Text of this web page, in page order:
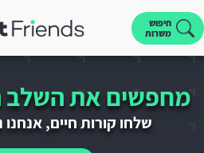
חיפוש
משרות
מחפשים את השלב
שלחו קורות חיים,